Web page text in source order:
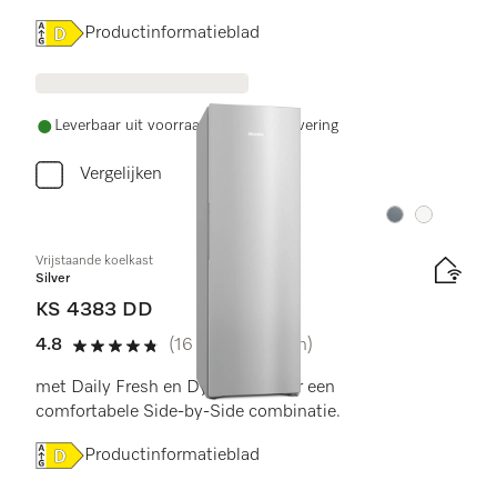
Online Label Flag, Energielabel
Productinformatieblad
Leverbaar uit voorraad met gratis levering
Vergelijken
Kleur:Kleur:
Vrijstaande koelkast
Silver
KS 4383 DD
4.8
4.8 sterren op 5
(16 beoordelingen)
met Daily Fresh en DynaCool voor een
comfortabele Side-by-Side combinatie.
Online Label Flag, Energielabel
Productinformatieblad